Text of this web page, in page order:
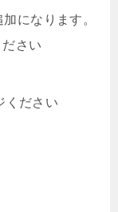
になります。
さい
ください